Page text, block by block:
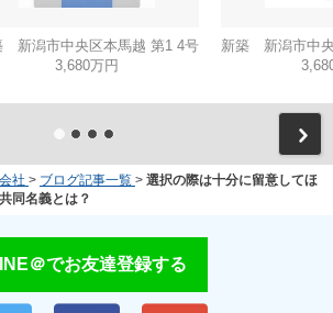
新潟市中央区本馬越 第1 4号
3,680万円
新築 新潟市中
社 > ブログ記事一覧 > 選択の際は十分に留意してほ
同名義とは？
＠でお友達登録する